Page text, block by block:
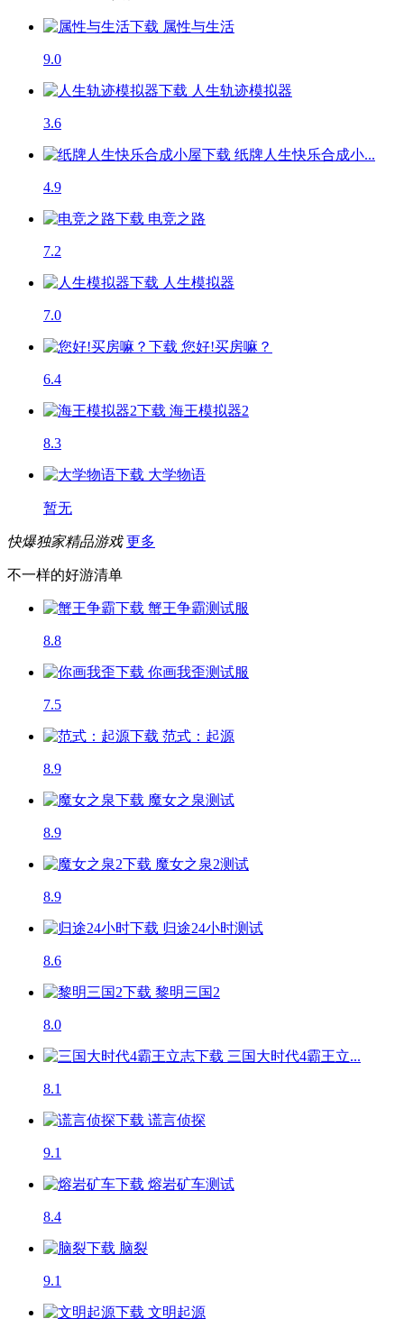
属性与生活
9.0
人生轨迹模拟器
3.6
纸牌人生快乐合成小...
4.9
电竞之路
7.2
人生模拟器
7.0
您好!买房嘛？
6.4
海王模拟器2
8.3
大学物语
暂无
快爆独家精品游戏 更多
不一样的好游清单
蟹王争霸测试服
8.8
你画我歪测试服
7.5
范式：起源
8.9
魔女之泉测试
8.9
魔女之泉2测试
8.9
归途24小时测试
8.6
黎明三国2
8.0
三国大时代4霸王立...
8.1
谎言侦探
9.1
熔岩矿车测试
8.4
脑裂
9.1
文明起源